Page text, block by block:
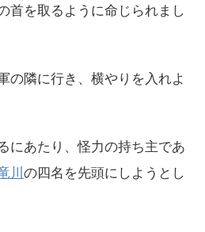
首を取るように命じられまし
の隣に行き、横やりを入れよ
にあたり、怪力の持ち主であ
川 の四名を先頭にしようとし